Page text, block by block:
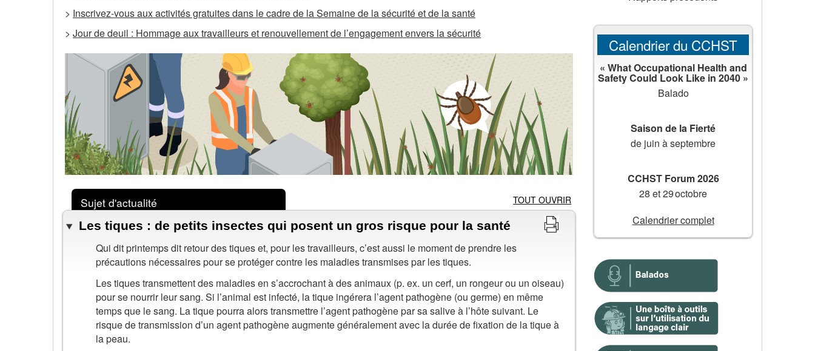
> Inscrivez-vous aux activités gratuites dans le cadre de la Semaine de la sécurité et de la santé
> Jour de deuil : Hommage aux travailleurs et renouvellement de l’engagement envers la sécurité
TOUT OUVRIR
Sujet d'actualité
Les tiques : de petits insectes qui posent un gros risque pour la santé
Qui dit printemps dit retour des tiques et, pour les travailleurs, c’est aussi le moment de prendre les
précautions nécessaires pour se protéger contre les maladies transmises par les tiques.
Les tiques transmettent des maladies en s’accrochant à des animaux (p. ex. un cerf, un rongeur ou un oiseau)
pour se nourrir leur sang. Si l’animal est infecté, la tique ingérera l’agent pathogène (ou germe) en même
temps que le sang. La tique pourra alors transmettre l’agent pathogène par sa salive à l’hôte suivant. Le
risque de transmission d’un agent pathogène augmente généralement avec la durée de fixation de la tique à
la peau.
Calendrier du CCHST
« What Occupational Health and
Safety Could Look Like in 2040 »
Balado
Saison de la Fierté
de juin à septembre
CCHST Forum 2026
28 et 29 octobre
Calendrier complet